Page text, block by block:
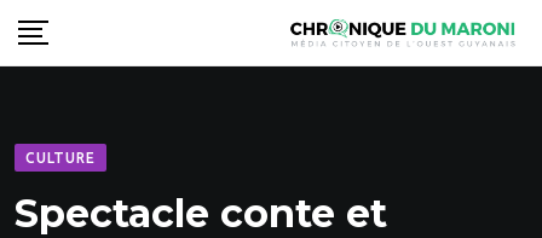
Skip
to
CULTURE
Spectacle conte et